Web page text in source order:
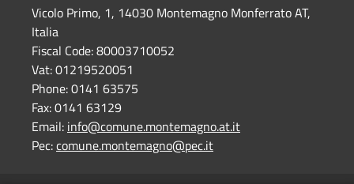
Vicolo Primo, 1, 14030 Montemagno Monferrato AT,
Italia
Fiscal Code:80003710052
Vat:01219520051
Phone:0141 63575
Fax:0141 63129
Email: info@comune.montemagno.at.it
Pec:comune.montemagno@pec.it